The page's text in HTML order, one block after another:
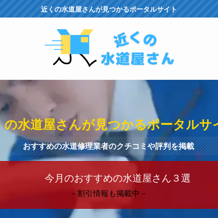
近くの水道屋さんが見つかるポータルサイト
の水道屋さんが見つかるポータルサ
おすすめの水道修理業者のクチコミや評判を掲載
今月のおすすめの水道屋さん３選
－割引情報も掲載中－